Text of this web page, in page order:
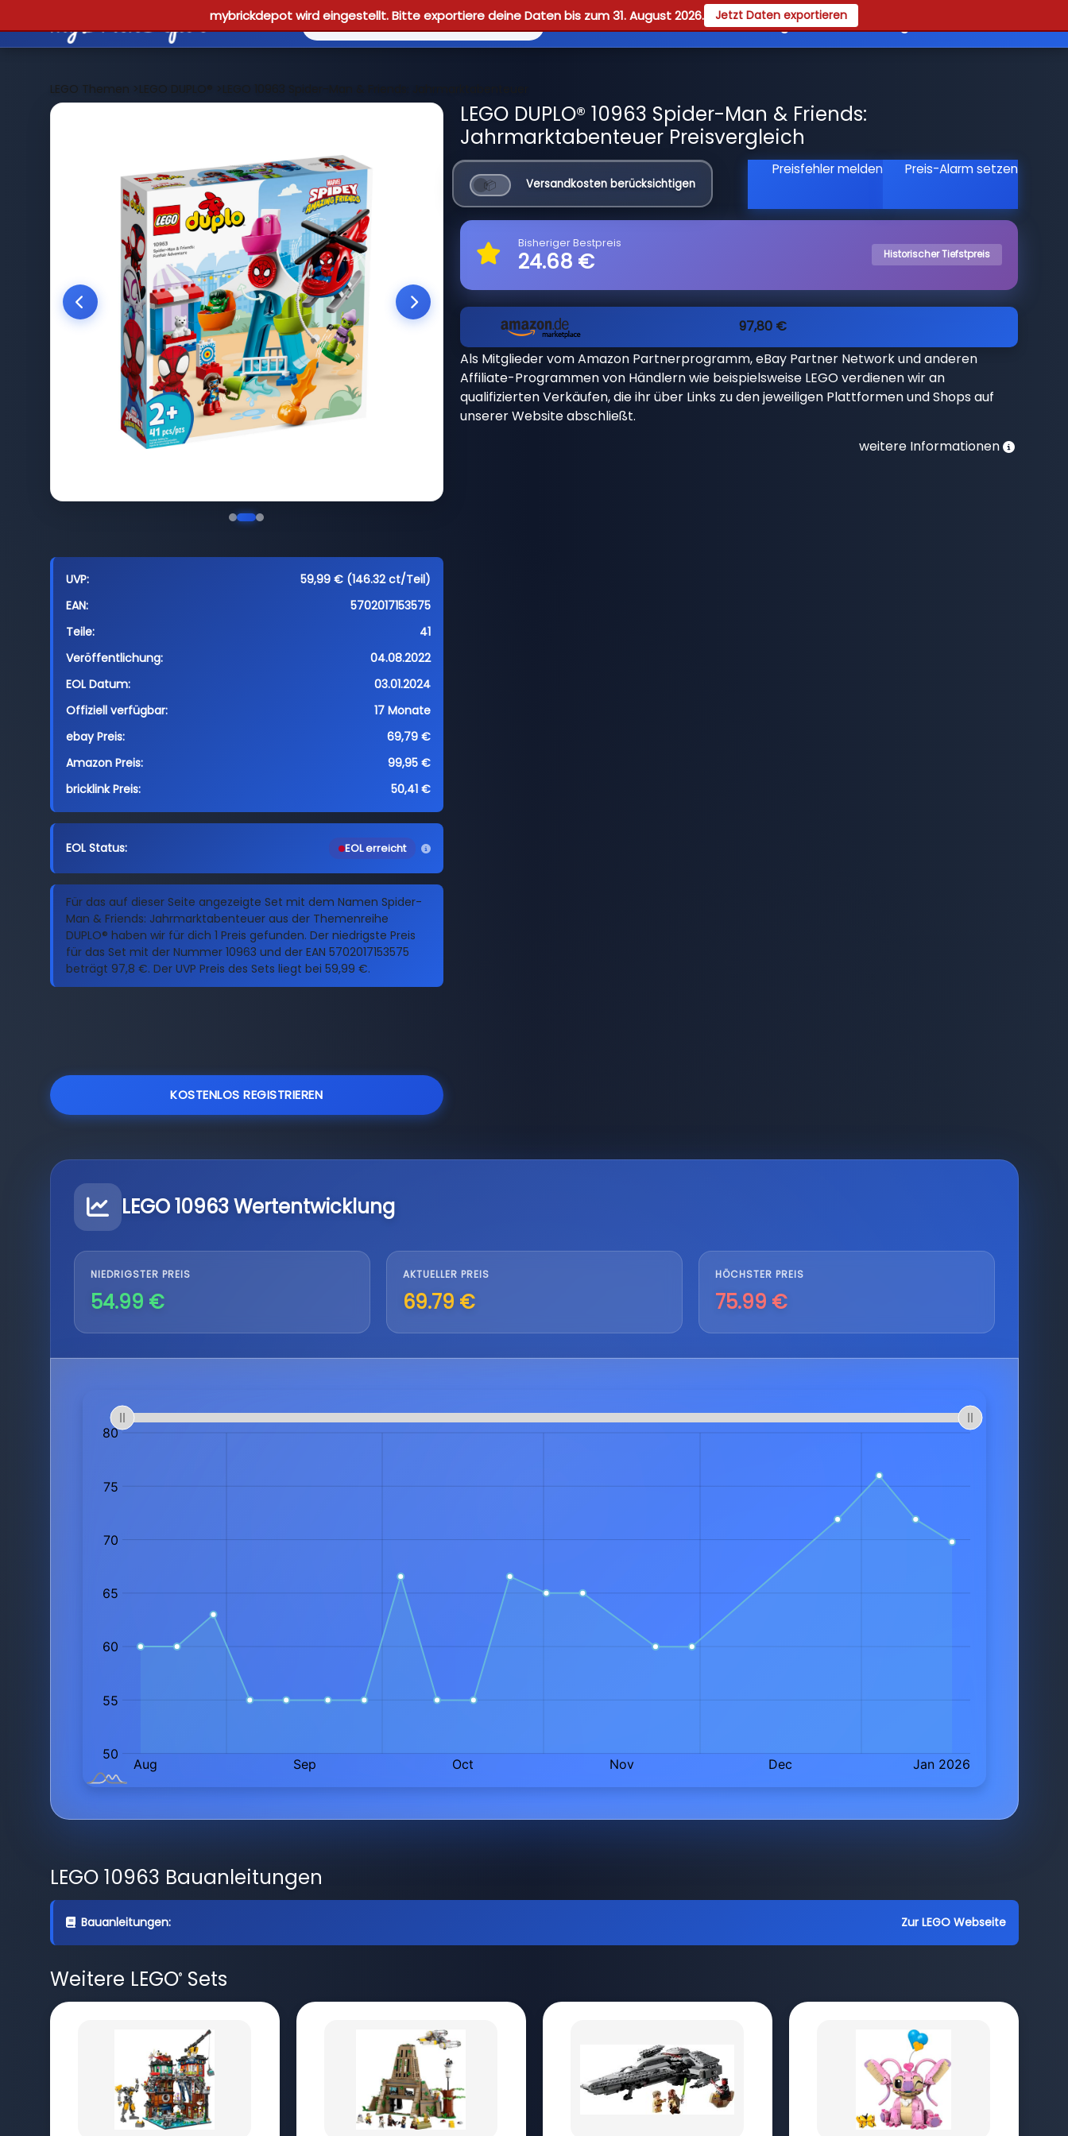
mybrickdepot wird eingestellt. Bitte exportiere deine Daten bis zum 31. August 2026. Jetzt Daten exportieren
Reviews Guides Registrieren
LEGO Themen >LEGO DUPLO® >LEGO 10963 Spider-Man & Friends: Jahrmarktabenteuer
UVP:
59,99 € (146.32 ct/Teil)
EAN:
5702017153575
Teile:
41
Veröffentlichung:
04.08.2022
EOL Datum:
03.01.2024
Offiziell verfügbar:
17 Monate
ebay Preis:
69,79 €
Amazon Preis:
99,95 €
bricklink Preis:
50,41 €
EOL Status: EOL erreicht
Für das auf dieser Seite angezeigte Set mit dem Namen Spider-
Man & Friends: Jahrmarktabenteuer aus der Themenreihe
DUPLO® haben wir für dich 1 Preis gefunden. Der niedrigste Preis
für das Set mit der Nummer 10963 und der EAN 5702017153575
beträgt 97,8 €. Der UVP Preis des Sets liegt bei 59,99 €.
KOSTENLOS REGISTRIEREN
LEGO DUPLO® 10963 Spider-Man & Friends:
Jahrmarktabenteuer Preisvergleich
Versandkosten berücksichtigen
Preisfehler melden Preis-Alarm setzen
Bisheriger Bestpreis
24.68 € Historischer Tiefstpreis
97,80 €
Als Mitglieder vom Amazon Partnerprogramm, eBay Partner Network und anderen
Affiliate-Programmen von Händlern wie beispielsweise LEGO verdienen wir an
qualifizierten Verkäufen, die ihr über Links zu den jeweiligen Plattformen und Shops auf
unserer Website abschließt.
weitere Informationen
LEGO 10963 Wertentwicklung
NIEDRIGSTER PREIS
54.99 €
AKTUELLER PREIS
69.79 €
HÖCHSTER PREIS
75.99 €
LEGO 10963 Bauanleitungen
Bauanleitungen: Zur LEGO Webseite
Weitere LEGO®Sets